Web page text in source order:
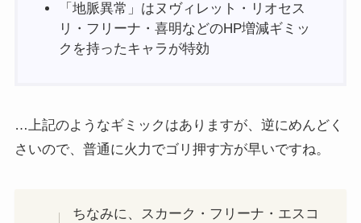
「地脈異常」はヌヴィレット・リオセス
リ・フリーナ・喜明などのHP増減ギミッ
クを持ったキャラが特効
…上記のようなギミックはありますが、逆にめんどく
さいので、普通に火力でゴリ押す方が早いですね。
ちなみに、スカーク・フリーナ・エスコ